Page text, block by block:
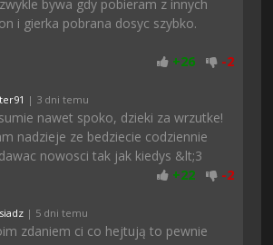
bywa gdy pobieram z innych
i gierka pobrana dosyc szybko.
+26 -2
| 3 dni temu
nawet spoko, dzieki za wrzutke!
nadzieje ze bedziecie codziennie
nowosci tak jak kiedys &lt;3
+22 -2
| 5 dni temu
zdaniem ci co hejtują to pewnie